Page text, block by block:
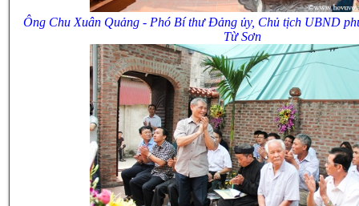
Ông Chu Xuân Quảng - Phó Bí thư Đảng ủy, Chủ tịch UBND
Từ Sơn